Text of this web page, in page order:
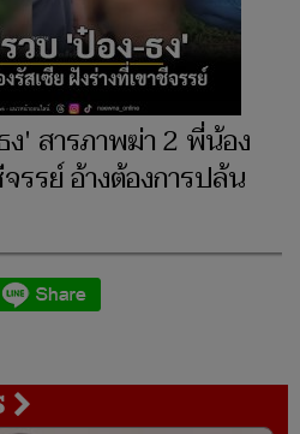
' สารภาพฆ่า 2 พี่น้อง
รรย์ อ้างต้องการปล้น